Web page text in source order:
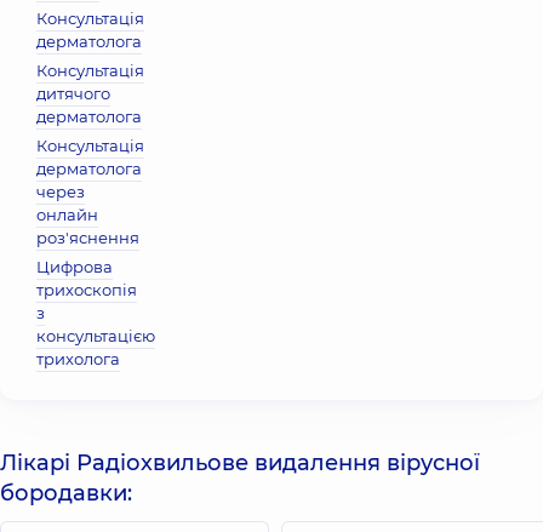
Консультація
дерматолога
Консультація
дитячого
дерматолога
Консультація
дерматолога
через
онлайн
роз'яснення
Цифрова
трихоскопія
з
консультацією
трихолога
Лікарі Радіохвильове видалення вірусної
бородавки: